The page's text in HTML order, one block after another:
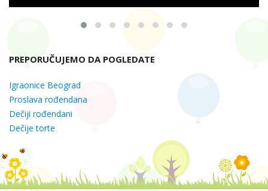
PREPORUČUJEMO DA POGLEDATE
Igraonice Beograd
Proslava rođendana
Dečiji rođendani
Dečije torte